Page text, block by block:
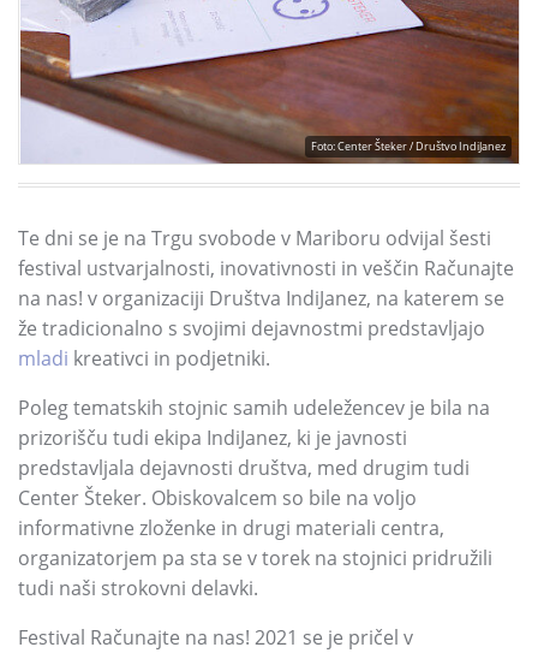
Foto: Center Šteker / Društvo IndiJanez
Te dni se je na Trgu svobode v Mariboru odvijal šesti
festival ustvarjalnosti, inovativnosti in veščin Računajte
na nas! v organizaciji Društva IndiJanez, na katerem se
že tradicionalno s svojimi dejavnostmi predstavljajo
mladi kreativci in podjetniki.
Poleg tematskih stojnic samih udeležencev je bila na
prizorišču tudi ekipa IndiJanez, ki je javnosti
predstavljala dejavnosti društva, med drugim tudi
Center Šteker. Obiskovalcem so bile na voljo
informativne zloženke in drugi materiali centra,
organizatorjem pa sta se v torek na stojnici pridružili
tudi naši strokovni delavki.
Festival Računajte na nas! 2021 se je pričel v